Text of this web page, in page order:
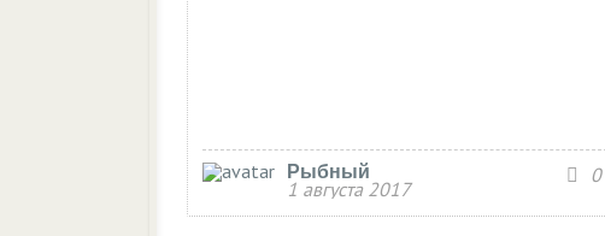
Рыбный
1 августа 2017
0